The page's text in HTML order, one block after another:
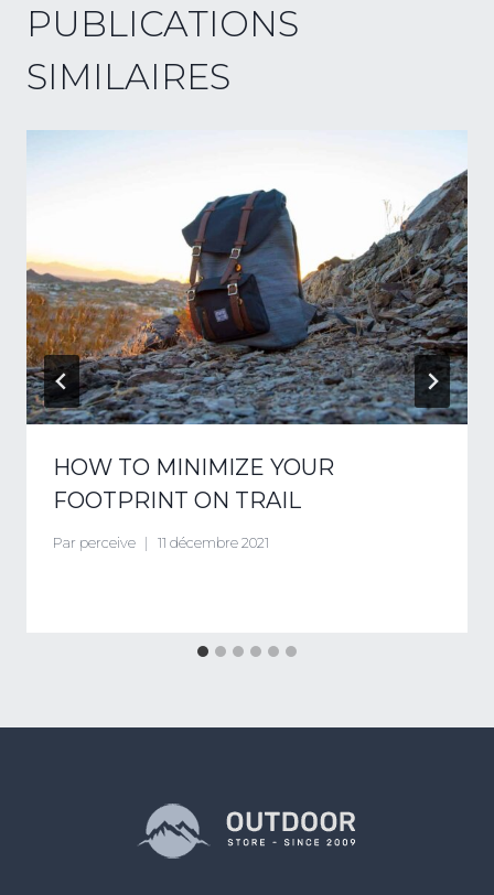
PUBLICATIONS
SIMILAIRES
HOW TO MINIMIZE YOUR
FOOTPRINT ON TRAIL
Par perceive 11 décembre 2021